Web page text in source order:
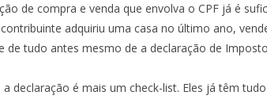
de compra e venda que envolva o CPF já é
adquiriu uma casa no último ano,
de tudo antes mesmo de a declaração de
declaração é mais um check-list. Eles já têm